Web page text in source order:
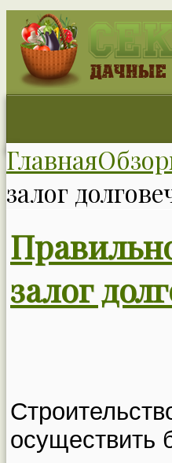
Главная
залог
залог
осуществить